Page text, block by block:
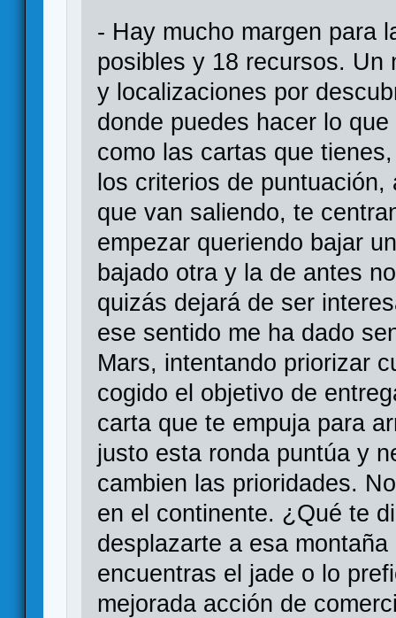
- Hay mucho margen para
posibles y 18 recursos. Un
y localizaciones por
donde puedes hacer lo
como las cartas que
los criterios de
que van saliendo, te
empezar queriendo bajar
bajado otra y la de antes
quizás dejará de ser
ese sentido me ha dado
Mars, intentando priorizar
cogido el objetivo de
carta que te empuja para
justo esta ronda puntúa y
cambien las prioridades.
en el continente. ¿Qué te
desplazarte a esa
encuentras el jade o lo
mejorada acción de